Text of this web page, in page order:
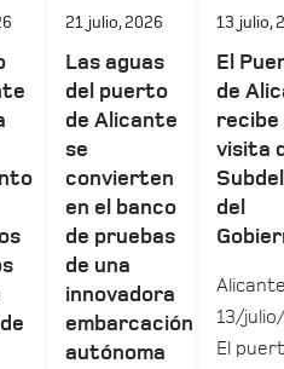
21 julio, 2026
Las aguas
del puerto
de Alicante
se
convierten
en el banco
de pruebas
de una
innovadora
embarcación
autónoma
13 julio,
El
de
recibe
visita
del
13/
El